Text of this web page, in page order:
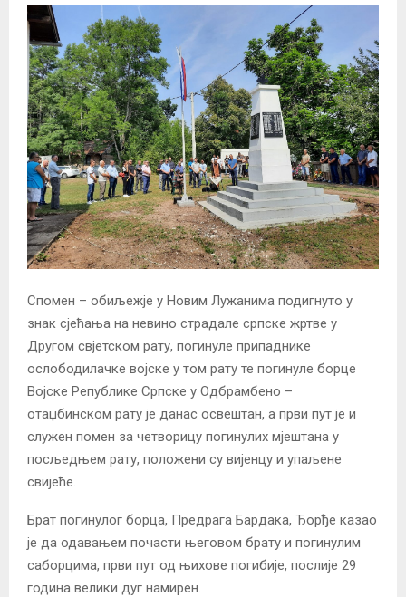
Спомен – обиљежје у Новим Лужанима подигнуто у
знак сјећања на невино страдале српске жртве у
Другом свјетском рату, погинуле припаднике
ослободилачке војске у том рату те погинуле борце
Војске Републике Српске у Одбрамбено –
отаџбинском рату је данас освештан, а први пут је и
служен помен за четворицу погинулих мјештана у
посљедњем рату, положени су вијенцу и упаљене
свијеће.
Брат погинулог борца, Предрага Бардака, Ђорђе казао
је да одавањем почасти његовом брату и погинулим
саборцима, први пут од њихове погибије, послије 29
година велики дуг намирен.